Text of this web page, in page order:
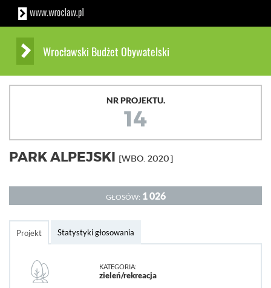
Wrocławski Budżet Obywatelski
NR PROJEKTU.
14
PARK ALPEJSKI [WBO. 2020]
GŁOSÓW: 1 026
Projekt Statystyki głosowania
KATEGORIA:
zieleń/rekreacja